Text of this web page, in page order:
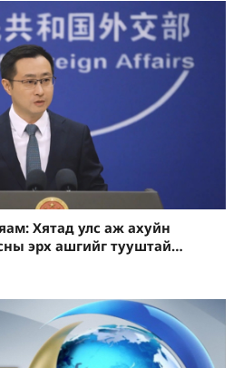
Хятад улс аж ахуйн
эрх ашгийг тууштай